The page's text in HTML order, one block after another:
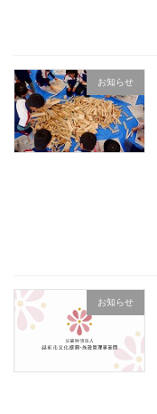
お知らせ
お知らせ